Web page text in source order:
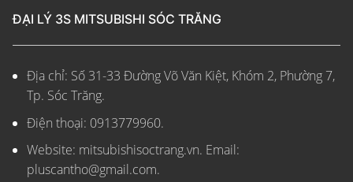
ĐẠI LÝ 3S MITSUBISHI SÓC TRĂNG
Địa chỉ: Số 31-33 Đường Võ Văn Kiệt, Khóm 2, Phường 7,
Tp. Sóc Trăng.
Điện thoại: 0913779960.
Website: mitsubishisoctrang.vn. Email:
pluscantho@gmail.com.